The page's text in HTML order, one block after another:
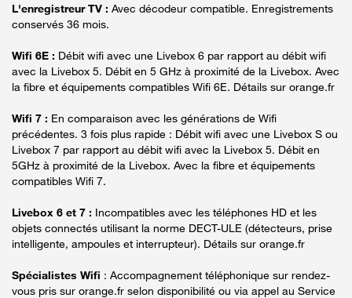
L'enregistreur TV : Avec décodeur compatible. Enregistrements
conservés 36 mois.
Wifi 6E : Débit wifi avec une Livebox 6 par rapport au débit wifi
avec la Livebox 5. Débit en 5 GHz à proximité de la Livebox. Avec
la fibre et équipements compatibles Wifi 6E. Détails sur orange.fr
Wifi 7 : En comparaison avec les générations de Wifi
précédentes. 3 fois plus rapide : Débit wifi avec une Livebox S ou
Livebox 7 par rapport au débit wifi avec la Livebox 5. Débit en
5GHz à proximité de la Livebox. Avec la fibre et équipements
compatibles Wifi 7.
Livebox 6 et 7 : Incompatibles avec les téléphones HD et les
objets connectés utilisant la norme DECT-ULE (détecteurs, prise
intelligente, ampoules et interrupteur). Détails sur orange.fr
Spécialistes Wifi : Accompagnement téléphonique sur rendez-
vous pris sur orange.fr selon disponibilité ou via appel au Service